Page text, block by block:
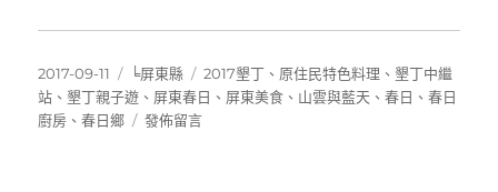
發
佈
日
2017-09-11
分
類
╘屏東縣
標
籤
2017墾丁 、 原住民特色料理 、 墾丁中繼
站 、 墾丁親子遊 、 屏東春日 、 屏東美食 、 山雲與藍天 、春日 、春日
廚房 、春日鄉
在
發佈留言